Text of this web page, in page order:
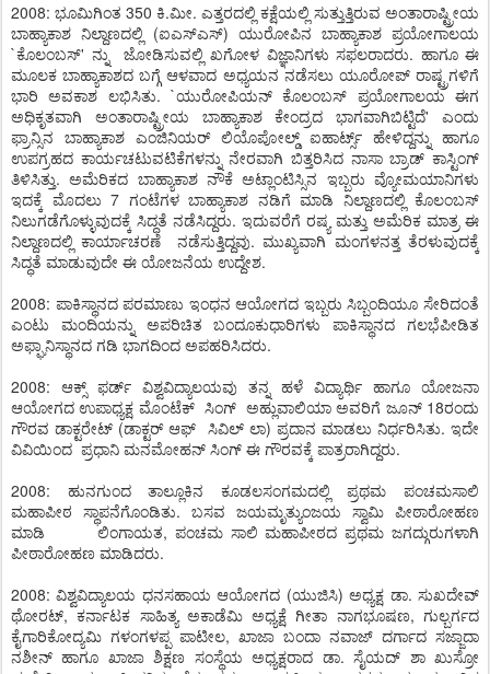
2008: ಭೂಮಿಗಿಂತ 350 ಕಿ.ಮೀ. ಎತ್ತರದಲ್ಲಿ ಕಕ್ಷೆಯಲ್ಲಿ ಸುತ್ತುತ್ತಿರುವ ಅಂತಾರಾಷ್ಟ್ರೀಯ
ಬಾಹ್ಯಾಕಾಶ ನಿಲ್ದಾಣದಲ್ಲಿ (ಐಎಸ್ಎಸ್) ಯುರೋಪಿನ ಬಾಹ್ಯಾಕಾಶ ಪ್ರಯೋಗಾಲಯ
`ಕೊಲಂಬಸ್' ನ್ನು ಜೋಡಿಸುವಲ್ಲಿ ಖಗೋಳ ವಿಜ್ಞಾನಿಗಳು ಸಫಲರಾದರು. ಹಾಗೂ ಈ
ಮೂಲಕ ಬಾಹ್ಯಾಕಾಶದ ಬಗ್ಗೆ ಆಳವಾದ ಅಧ್ಯಯನ ನಡೆಸಲು ಯೂರೋಪ್ ರಾಷ್ಟ್ರಗಳಿಗೆ
ಭಾರಿ ಅವಕಾಶ ಲಭಿಸಿತು. `ಯುರೋಪಿಯನ್ ಕೊಲಂಬಸ್ ಪ್ರಯೋಗಾಲಯ ಈಗ
ಅಧಿಕೃತವಾಗಿ ಅಂತಾರಾಷ್ಟ್ರೀಯ ಬಾಹ್ಯಾಕಾಶ ಕೇಂದ್ರದ ಭಾಗವಾಗಿಬಿಟ್ಟಿದೆ' ಎಂದು
ಫ್ರಾನ್ಸಿನ ಬಾಹ್ಯಾಕಾಶ ಎಂಜಿನಿಯರ್ ಲಿಯೊಪೋಲ್ಡ್ ಐಹಾರ್ಟ್ಸ್ ಹೇಳಿದ್ದನ್ನು ಹಾಗೂ
ಉಪಗ್ರಹದ ಕಾರ್ಯಚಟುವಟಿಕೆಗಳನ್ನು ನೇರವಾಗಿ ಬಿತ್ತರಿಸಿದ ನಾಸಾ ಬ್ರಾಡ್ ಕಾಸ್ಟಿಂಗ್
ತಿಳಿಸಿತ್ತು. ಅಮೆರಿಕದ ಬಾಹ್ಯಾಕಾಶ ನೌಕೆ ಅಟ್ಲಾಂಟಿಸ್ಸಿನ ಇಬ್ಬರು ವ್ಯೋಮಯಾನಿಗಳು
ಇದಕ್ಕೆ ಮೊದಲು 7 ಗಂಟೆಗಳ ಬಾಹ್ಯಾಕಾಶ ನಡಿಗೆ ಮಾಡಿ ನಿಲ್ದಾಣದಲ್ಲಿ ಕೊಲಂಬಸ್
ನಿಲುಗಡೆಗೊಳ್ಳುವುದಕ್ಕೆ ಸಿದ್ಧತೆ ನಡೆಸಿದ್ದರು. ಇದುವರೆಗೆ ರಷ್ಯ ಮತ್ತು ಅಮೆರಿಕ ಮಾತ್ರ ಈ
ನಿಲ್ದಾಣದಲ್ಲಿ ಕಾರ್ಯಾಚರಣೆ ನಡೆಸುತ್ತಿದ್ದವು. ಮುಖ್ಯವಾಗಿ ಮಂಗಳನತ್ತ ತೆರಳುವುದಕ್ಕೆ
ಸಿದ್ಧತೆ ಮಾಡುವುದೇ ಈ ಯೋಜನೆಯ ಉದ್ದೇಶ.
2008: ಪಾಕಿಸ್ಥಾನದ ಪರಮಾಣು ಇಂಧನ ಆಯೋಗದ ಇಬ್ಬರು ಸಿಬ್ಬಂದಿಯೂ ಸೇರಿದಂತೆ
ಎಂಟು ಮಂದಿಯನ್ನು ಅಪರಿಚಿತ ಬಂದೂಕುಧಾರಿಗಳು ಪಾಕಿಸ್ಥಾನದ ಗಲಭೆಪೀಡಿತ
ಅಫ್ಘಾನಿಸ್ಥಾನದ ಗಡಿ ಭಾಗದಿಂದ ಅಪಹರಿಸಿದರು.
2008: ಆಕ್ಸ್ ಫರ್ಡ್ ವಿಶ್ವವಿದ್ಯಾಲಯವು ತನ್ನ ಹಳೆ ವಿದ್ಯಾರ್ಥಿ ಹಾಗೂ ಯೋಜನಾ
ಆಯೋಗದ ಉಪಾಧ್ಯಕ್ಷ ಮೊಂಟೆಕ್ ಸಿಂಗ್ ಅಹ್ಲುವಾಲಿಯಾ ಅವರಿಗೆ ಜೂನ್ 18ರಂದು
ಗೌರವ ಡಾಕ್ಟರೇಟ್ (ಡಾಕ್ಟರ್ ಆಫ್ ಸಿವಿಲ್ ಲಾ) ಪ್ರದಾನ ಮಾಡಲು ನಿರ್ಧರಿಸಿತು. ಇದೇ
ವಿವಿಯಿಂದ ಪ್ರಧಾನಿ ಮನಮೋಹನ್ ಸಿಂಗ್ ಈ ಗೌರವಕ್ಕೆ ಪಾತ್ರರಾಗಿದ್ದರು.
2008: ಹುನಗುಂದ ತಾಲ್ಲೂಕಿನ ಕೂಡಲಸಂಗಮದಲ್ಲಿ ಪ್ರಥಮ ಪಂಚಮಸಾಲಿ
ಮಹಾಪೀಠ ಸ್ಥಾಪನೆಗೊಂಡಿತು. ಬಸವ ಜಯಮೃತ್ಯುಂಜಯ ಸ್ವಾಮಿ ಪೀಠಾರೋಹಣ
ಮಾಡಿ ಲಿಂಗಾಯತ, ಪಂಚಮ ಸಾಲಿ ಮಹಾಪೀಠದ ಪ್ರಥಮ ಜಗದ್ಗುರುಗಳಾಗಿ
ಪೀಠಾರೋಹಣ ಮಾಡಿದರು.
2008: ವಿಶ್ವವಿದ್ಯಾಲಯ ಧನಸಹಾಯ ಆಯೋಗದ (ಯುಜಿಸಿ) ಅಧ್ಯಕ್ಷ ಡಾ. ಸುಖದೇವ್
ಥೋರಟ್, ಕರ್ನಾಟಕ ಸಾಹಿತ್ಯ ಅಕಾಡೆಮಿ ಅಧ್ಯಕ್ಷೆ ಗೀತಾ ನಾಗಭೂಷಣ, ಗುಲ್ಬರ್ಗದ
ಕೈಗಾರಿಕೋದ್ಯಮಿ ಗಳಂಗಳಪ್ಪ ಪಾಟೀಲ, ಖಾಜಾ ಬಂದಾ ನವಾಜ್ ದರ್ಗಾದ ಸಜ್ಜಾದಾ
ನಶೀನ್ ಹಾಗೂ ಖಾಜಾ ಶಿಕ್ಷಣ ಸಂಸ್ಥೆಯ ಅಧ್ಯಕ್ಷರಾದ ಡಾ. ಸೈಯದ್ ಶಾ ಖುಸ್ರೋ